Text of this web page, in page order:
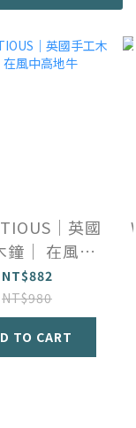
｜英國
在風中
高地牛
NT$882
NT$980
TO CART